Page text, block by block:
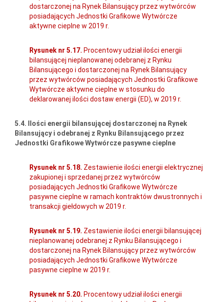
dostarczonej na Rynek Bilansujący przez wytwórców
posiadających Jednostki Grafikowe Wytwórcze
aktywne cieplne w 2019 r.
Rysunek nr 5.17. Procentowy udział ilości energii
bilansującej nieplanowanej odebranej z Rynku
Bilansującego i dostarczonej na Rynek Bilansujący
przez wytwórców posiadających Jednostki Grafikowe
Wytwórcze aktywne cieplne w stosunku do
deklarowanej ilości dostaw energii (ED), w 2019 r.
5.4. Ilości energii bilansującej dostarczonej na Rynek
Bilansujący i odebranej z Rynku Bilansującego przez
Jednostki Grafikowe Wytwórcze pasywne cieplne
Rysunek nr 5.18. Zestawienie ilości energii elektrycznej
zakupionej i sprzedanej przez wytwórców
posiadających Jednostki Grafikowe Wytwórcze
pasywne cieplne w ramach kontraktów dwustronnych i
transakcji giełdowych w 2019 r.
Rysunek nr 5.19. Zestawienie ilości energii bilansującej
nieplanowanej odebranej z Rynku Bilansującego i
dostarczonej na Rynek Bilansujący przez wytwórców
posiadających Jednostki Grafikowe Wytwórcze
pasywne cieplne w 2019 r.
Rysunek nr 5.20. Procentowy udział ilości energii